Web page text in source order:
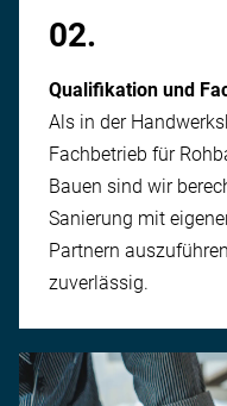
02.
Qualifikation und
Als in der
Fachbetrieb für
Bauen sind wir
Sanierung mit
Partnern
zuverlässig.